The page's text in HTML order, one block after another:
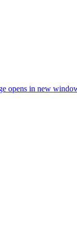
opens in new